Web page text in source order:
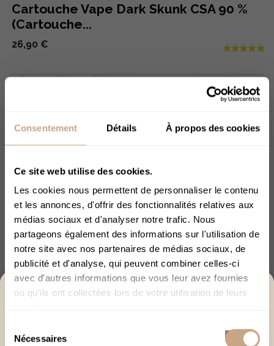
Consentement Détails À propos des cookies
Ce site web utilise des cookies.
Les cookies nous permettent de personnaliser le contenu
et les annonces, d'offrir des fonctionnalités relatives aux
médias sociaux et d'analyser notre trafic. Nous
partageons également des informations sur l'utilisation de
notre site avec nos partenaires de médias sociaux, de
publicité et d'analyse, qui peuvent combiner celles-ci
avec d'autres informations que vous leur avez fournies
ou qu'ils ont collectées lors de votre utilisation de leurs
Nécessaires
ACCÈS RÉSERVÉ AUX +18
Cartouche Vape Dark Skunk CSA 90 %
(Cartouche...
26,90 €